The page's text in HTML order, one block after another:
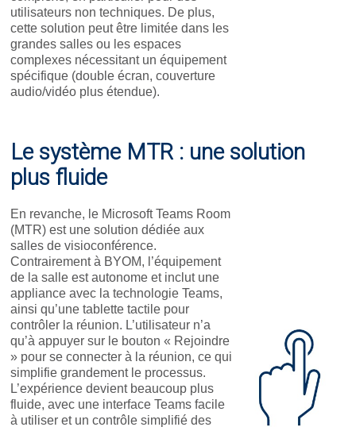
utilisateurs non techniques. De plus,
cette solution peut être limitée dans les
grandes salles ou les espaces
complexes nécessitant un équipement
spécifique (double écran, couverture
audio/vidéo plus étendue).
Le système MTR : une solution
plus fluide
En revanche, le Microsoft Teams Room
(MTR) est une solution dédiée aux
salles de visioconférence.
Contrairement à BYOM, l’équipement
de la salle est autonome et inclut une
appliance avec la technologie Teams,
ainsi qu’une tablette tactile pour
contrôler la réunion. L’utilisateur n’a
qu’à appuyer sur le bouton « Rejoindre
» pour se connecter à la réunion, ce qui
simplifie grandement le processus.
L’expérience devient beaucoup plus
fluide, avec une interface Teams facile
à utiliser et un contrôle simplifié des